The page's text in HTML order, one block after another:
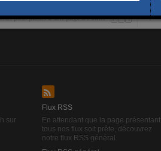
pour passer d’une page à l’autre
sur
Flux RSS
En attendant que la page présentant
tous nos flux soit prête, découvrez
notre flux RSS général.